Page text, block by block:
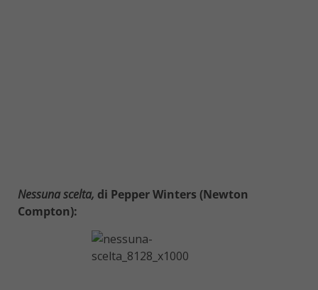
Nessuna scelta, di Pepper Winters (Newton
Compton):